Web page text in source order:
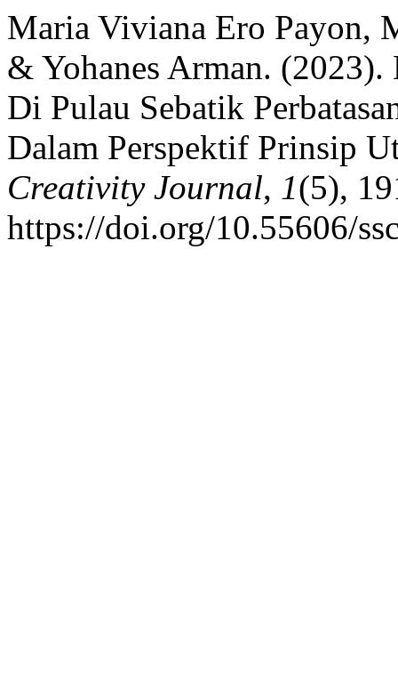
Maria Viviana Ero Payon,
& Yohanes Arman. (2023).
Di Pulau Sebatik
Dalam Perspektif Prinsip
Creativity Journal, 1(5),
https://doi.org/10.55606/